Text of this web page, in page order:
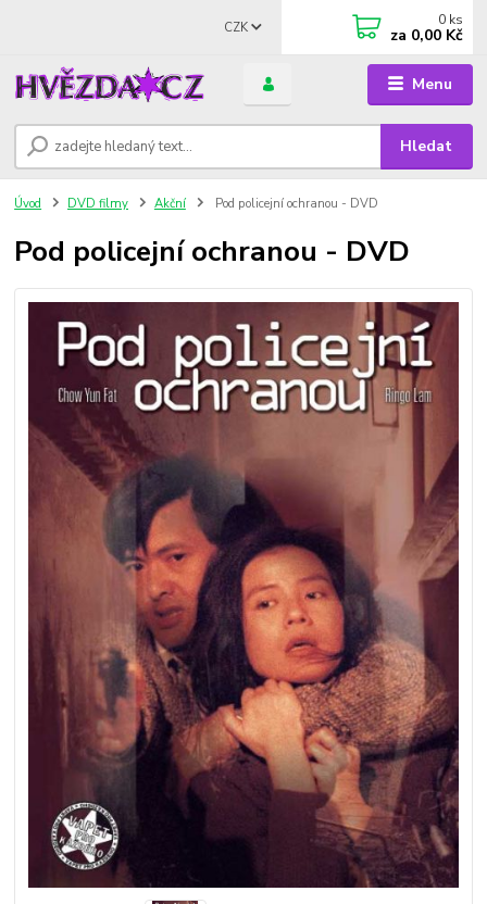
Menu
CZK
Hledat
0 ks
za 0,00 Kč
Úvod DVD filmy Akční Pod policejní ochranou - DVD
Pod policejní ochranou - DVD